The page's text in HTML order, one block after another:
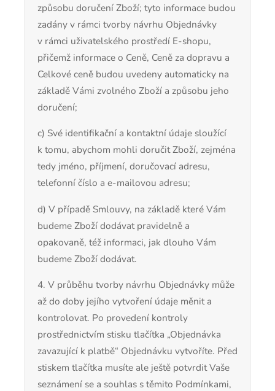
způsobu doručení Zboží; tyto informace budou
zadány v rámci tvorby návrhu Objednávky
v rámci uživatelského prostředí E-shopu,
přičemž informace o Ceně, Ceně za dopravu a
Celkové ceně budou uvedeny automaticky na
základě Vámi zvolného Zboží a způsobu jeho
doručení;
c) Své identifikační a kontaktní údaje sloužící
k tomu, abychom mohli doručit Zboží, zejména
tedy jméno, příjmení, doručovací adresu,
telefonní číslo a e-mailovou adresu;
d) V případě Smlouvy, na základě které Vám
budeme Zboží dodávat pravidelně a
opakovaně, též informaci, jak dlouho Vám
budeme Zboží dodávat.
4. V průběhu tvorby návrhu Objednávky může
až do doby jejího vytvoření údaje měnit a
kontrolovat. Po provedení kontroly
prostřednictvím stisku tlačítka „Objednávka
zavazující k platbě“ Objednávku vytvoříte. Před
stiskem tlačítka musíte ale ještě potvrdit Vaše
seznámení se a souhlas s těmito Podmínkami,